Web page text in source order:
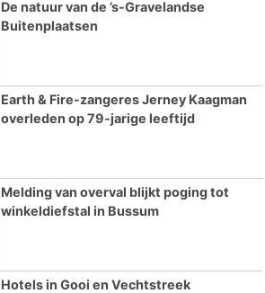
De natuur van de ’s-Gravelandse
Buitenplaatsen
Earth & Fire-zangeres Jerney Kaagman
overleden op 79-jarige leeftijd
Melding van overval blijkt poging tot
winkeldiefstal in Bussum
Hotels in Gooi en Vechtstreek